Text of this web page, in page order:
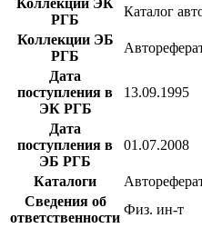
РГБ
Каталог
Коллекции ЭБ
РГБ
Дата
поступления в
ЭК РГБ
13.09.1995
Дата
поступления в
ЭБ РГБ
01.07.2008
Каталоги
Сведения об
ответственности
Физ. ин-т